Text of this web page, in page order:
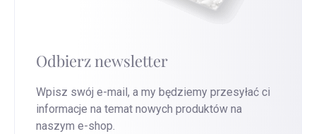
Odbierz newsletter
Wpisz swój e-mail, a my będziemy przesyłać ci
informacje na temat nowych produktów na
naszym e-shop.